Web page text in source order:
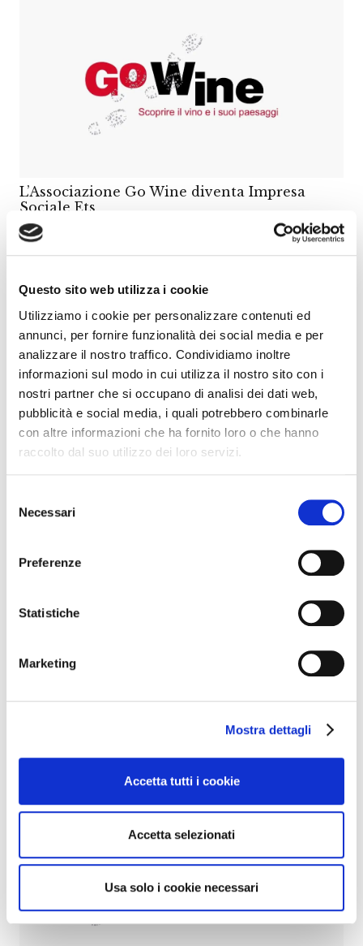
Questo sito web utilizza i cookie
Utilizziamo i cookie per personalizzare contenuti ed
annunci, per fornire funzionalità dei social media e per
analizzare il nostro traffico. Condividiamo inoltre
informazioni sul modo in cui utilizza il nostro sito con i
nostri partner che si occupano di analisi dei dati web,
pubblicità e social media, i quali potrebbero combinarle
con altre informazioni che ha fornito loro o che hanno
raccolto dal suo utilizzo dei loro servizi.
delNecessari
Preferenze
Statistiche
Marketing
Mostra dettagli
Accetta tutti i cookie
Accetta selezionati
Usa solo i cookie necessari
L’Associazione Go Wine diventa Impresa
Sociale Ets
La nuova edizione de I Grandi Terroir del